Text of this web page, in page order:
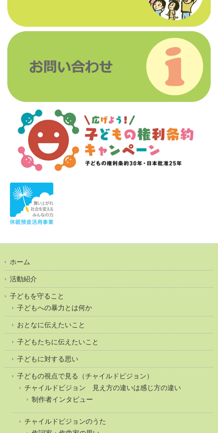
ホーム
活動紹介
子どもを守ること
子どもへの暴力とは何か
おとなに伝えたいこと
子どもたちに伝えたいこと
子どもに対する思い
子どもの視点で見る（チャイルドビジョン）
チャイルドビジョン 見え方の違いは感じ方の違い
制作者インタビュー
チャイルドビジョンのうた